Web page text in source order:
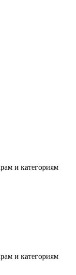
и категориям
и категориям